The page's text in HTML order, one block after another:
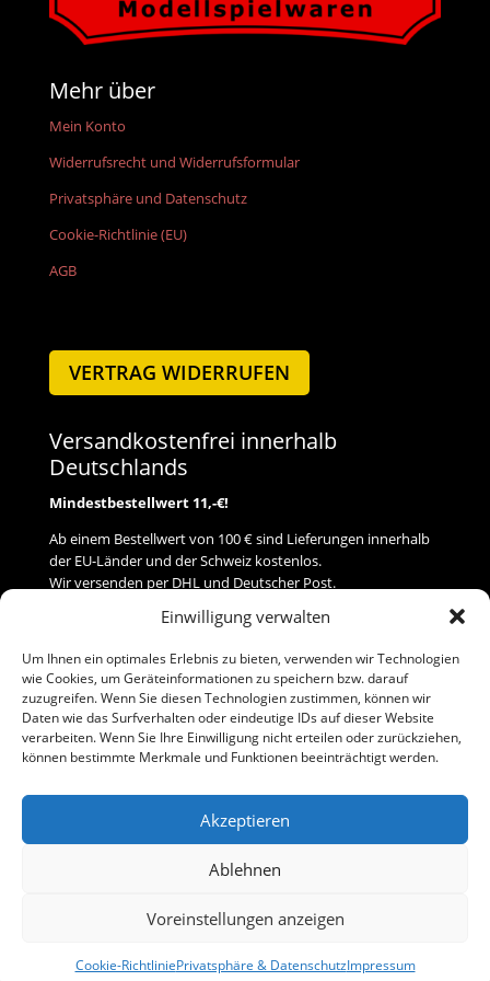
Einwilligung verwalten
Um Ihnen ein optimales Erlebnis zu bieten, verwenden wir Technologien
wie Cookies, um Geräteinformationen zu speichern bzw. darauf
zuzugreifen. Wenn Sie diesen Technologien zustimmen, können wir
Daten wie das Surfverhalten oder eindeutige IDs auf dieser Website
verarbeiten. Wenn Sie Ihre Einwilligung nicht erteilen oder zurückziehen,
können bestimmte Merkmale und Funktionen beeinträchtigt werden.
Akzeptieren
Ablehnen
Voreinstellungen anzeigen
Cookie-RichtliniePrivatsphäre & DatenschutzImpressum
Mehr über
Mein Konto
Widerrufsrecht und Widerrufsformular
Privatsphäre und Datenschutz
Cookie-Richtlinie (EU)
AGB
VERTRAG WIDERRUFEN
Versandkostenfrei innerhalb
Deutschlands
Mindestbestellwert 11,-€!
Ab einem Bestellwert von 100 € sind Lieferungen innerhalb
der EU-Länder und der Schweiz kostenlos.
Wir versenden per DHL und Deutscher Post.
Versand
Zahlung
Baumann Modellspielwaren
Telefon (0 91 61) 33 84
Impressum